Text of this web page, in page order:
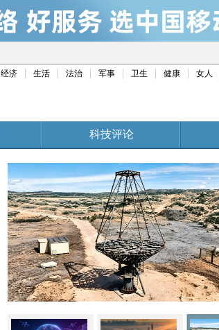
经济 生活 法治 军事 卫生 健康 女人
科技评论